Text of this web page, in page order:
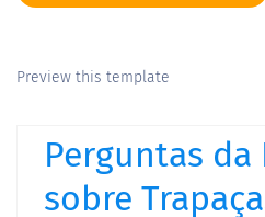
Preview this template